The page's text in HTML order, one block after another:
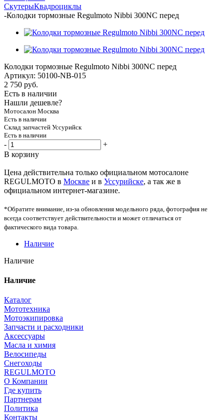
СкутерыКвадроциклы
-Колодки тормозные Regulmoto Nibbi 300NC перед
Колодки тормозные Regulmoto Nibbi 300NC перед
Артикул: 50100-NB-015
2 750 руб.
Есть в наличии
Нашли дешевле?
Мотосалон Москва
Есть в наличии
Склад запчастей Уссурийск
Есть в наличии
-
+
В корзину
Цена действительна только официальном мотосалоне
REGULMOTO в Москве и в Уссурийске, а так же в
официальном интернет-магазине.
*Обратите внимание, из-за обновления модельного ряда, фотография не
всегда соответствует действительности и может отличаться от
фактического вида товара.
Наличие
Наличие
Наличие
Каталог
Мототехника
Мотоэкипировка
Запчасти и расходники
Аксессуары
Масла и химия
Велосипеды
Снегоходы
REGULMOTO
О Компании
Где купить
Партнерам
Политика
Контакты